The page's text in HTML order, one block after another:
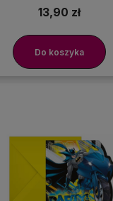
13,90 zł
Do koszyka